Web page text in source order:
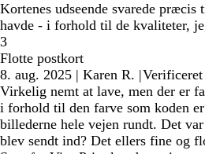
Kortenes udseende svarede
havde - i forhold til de kvaliteter,
3
Flotte postkort
8. aug. 2025 | Karen R. |
Virkelig nemt at lave, men der er
i forhold til den farve som koden
billederne hele vejen rundt. Det
blev sendt ind? Det ellers fine og